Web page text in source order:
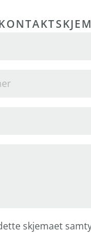
skjemaet